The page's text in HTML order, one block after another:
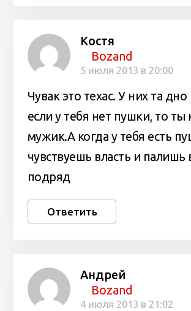
Костя
Bozand
5 июля 2013 в 20:00
Чувак это техас. У них та
если у тебя нет пушки, то ты
мужик.А когда у тебя есть
чувствуешь власть и палишь
подряд
Ответить
Андрей
Bozand
4 июля 2013 в 21:02